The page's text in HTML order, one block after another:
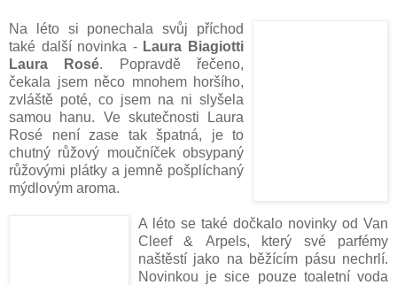
Na léto si ponechala svůj příchod
také další novinka - Laura Biagiotti
Laura Rosé. Popravdě řečeno,
čekala jsem něco mnohem horšího,
zvláště poté, co jsem na ni slyšela
samou hanu. Ve skutečnosti Laura
Rosé není zase tak špatná, je to
chutný růžový moučníček obsypaný
růžovými plátky a jemně pošplíchaný
mýdlovým aroma.
A léto se také dočkalo novinky od Van
Cleef &
Arpels, který své parfémy
naštěstí jako na běžícím pásu nechrlí.
Novinkou je sice pouze toaletní voda